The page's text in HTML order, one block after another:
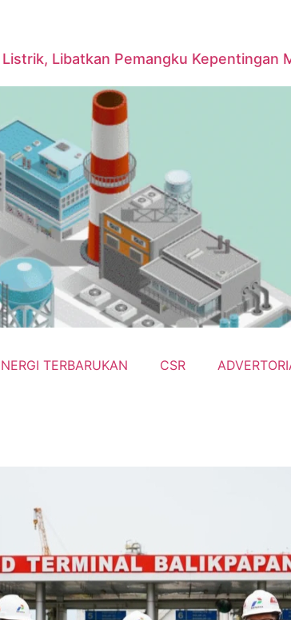
Libatkan Pemangku Kepentingan
TERBARUKAN CSR